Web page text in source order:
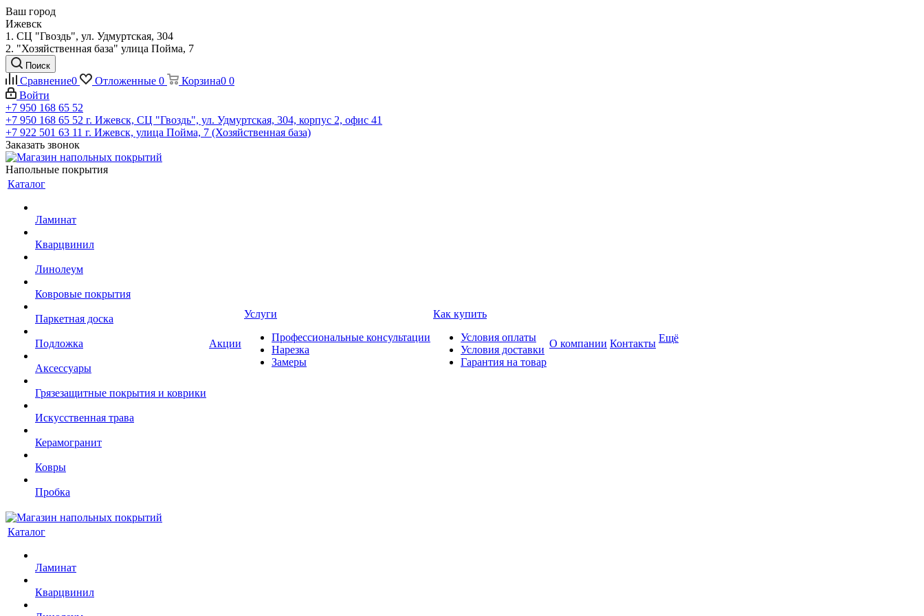
Ваш город
Ижевск
1. СЦ "Гвоздь", ул. Удмуртская, 304
2. "Хозяйственная база" улица Пойма, 7
Поиск
Сравнение0 Отложенные 0 Корзина0 0
Войти
+7 950 168 65 52
+7 950 168 65 52 г. Ижевск, СЦ "Гвоздь", ул. Удмуртская, 304, корпус 2, офис 41
+7 922 501 63 11 г. Ижевск, улица Пойма, 7 (Хозяйственная база)
Заказать звонок
Напольные покрытия
Каталог
Ламинат
Кварцвинил
Линолеум
Ковровые покрытия
Паркетная доска
Подложка
Аксессуары
Грязезащитные покрытия и коврики
Искусственная трава
Керамогранит
Ковры
Пробка
Акции
Услуги
Профессиональные консультации
Нарезка
Замеры
Как купить
Условия оплаты
Условия доставки
Гарантия на товар
О компании Контакты Ещё
Каталог
Ламинат
Кварцвинил